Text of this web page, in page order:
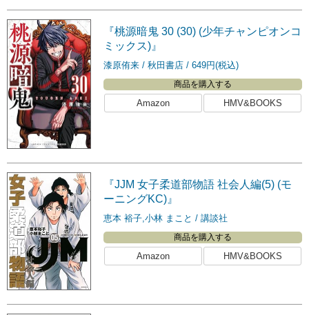
『桃源暗鬼 30 (30) (少年チャンピオンコ
ミックス)』
漆原侑来 秋田書店 649円(税込)
商品を購入する
Amazon HMV&BOOKS
『JJM 女子柔道部物語 社会人編(5) (モ
ーニングKC)』
恵本 裕子,小林 まこと 講談社
商品を購入する
Amazon HMV&BOOKS